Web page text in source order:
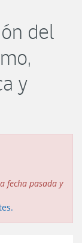
del
y
fecha pasada y